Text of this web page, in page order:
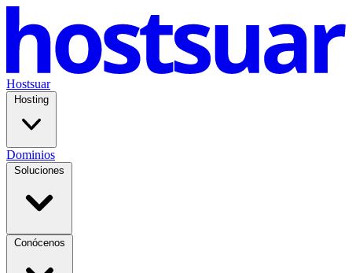
Hostsuar
Hosting
Dominios
Soluciones
Conócenos